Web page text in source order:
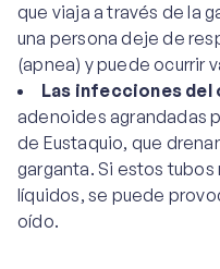
que viaja a través de la
una persona deje de
(apnea) y puede ocurrir
Las infecciones
adenoides agrandadas
de Eustaquio, que
garganta. Si estos
líquidos, se puede
oído.